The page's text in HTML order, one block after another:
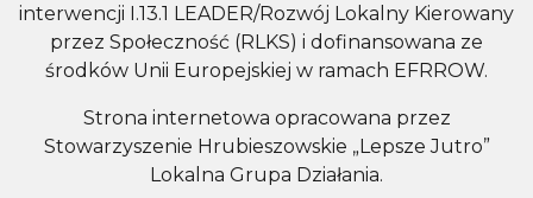
interwencji I.13.1 LEADER/Rozwój Lokalny Kierowany
przez Społeczność (RLKS) i dofinansowana ze
środków Unii Europejskiej w ramach EFRROW.
Strona internetowa opracowana przez
Stowarzyszenie Hrubieszowskie „Lepsze Jutro”
Lokalna Grupa Działania.